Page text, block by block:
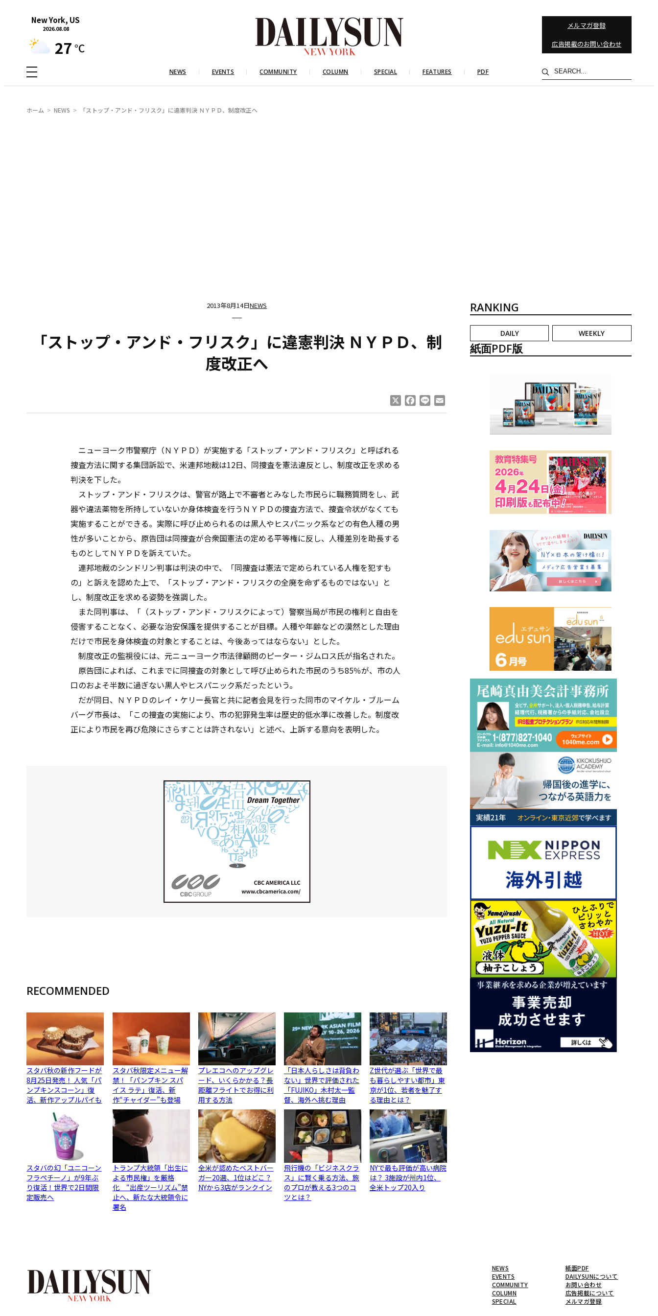
New York, US
2026.08.08
27 °C
メルマガ登録
広告掲載のお問い合わせ
NEWS EVENTS COMMUNITY COLUMN SPECIAL FEATURES PDF
検
索
ホーム NEWS 「ストップ・アンド・フリスク」に違憲判決 ＮＹＰＤ、制度改正へ
2013年8月14日NEWS
「ストップ・アンド・フリスク」に違憲判決 ＮＹＰＤ、制
度改正へ
Facebook
Line
ニューヨーク市警察庁（ＮＹＰＤ）が実施する「ストップ・アンド・フリスク」と呼ばれる
捜査方法に関する集団訴訟で、米連邦地裁は12日、同捜査を憲法違反とし、制度改正を求める
判決を下した。
ストップ・アンド・フリスクは、警官が路上で不審者とみなした市民らに職務質問をし、武
器や違法薬物を所持していないか身体検査を行うＮＹＰＤの捜査方法で、捜査令状がなくても
実施することができる。実際に呼び止められるのは黒人やヒスパニック系などの有色人種の男
性が多いことから、原告団は同捜査が合衆国憲法の定める平等権に反し、人種差別を助長する
ものとしてＮＹＰＤを訴えていた。
連邦地裁のシンドリン判事は判決の中で、「同捜査は憲法で定められている人権を犯すも
の」と訴えを認めた上で、「ストップ・アンド・フリスクの全廃を命ずるものではない」と
し、制度改正を求める姿勢を強調した。
また同判事は、「（ストップ・アンド・フリスクによって）警察当局が市民の権利と自由を
侵害することなく、必要な治安保護を提供することが目標。人種や年齢などの漠然とした理由
だけで市民を身体検査の対象とすることは、今後あってはならない」とした。
制度改正の監視役には、元ニューヨーク市法律顧問のピーター・ジムロス氏が指名された。
原告団によれば、これまでに同捜査の対象として呼び止められた市民のうち85％が、市の人
口のおよそ半数に過ぎない黒人やヒスパニック系だったという。
だが同日、ＮＹＰＤのレイ・ケリー長官と共に記者会見を行った同市のマイケル・ブルーム
バーグ市長は、「この捜査の実施により、市の犯罪発生率は歴史的低水準に改善した。制度改
正により市民を再び危険にさらすことは許されない」と述べ、上訴する意向を表明した。
RECOMMENDED
スタバ秋の新作フードが
8月25日発売！ 人気「パ
ンプキンスコーン」復
活、新作アップルパイも
スタバ秋限定メニュー解
禁！「パンプキン スパ
イス ラテ」復活、新
作“チャイダー”も登場
プレエコへのアップグレ
ード、いくらかかる？長
距離フライトでお得に利
用する方法
「日本人らしさは背負わ
ない」世界で評価された
「FUJIKO」木村太一監
督、海外へ挑む理由
Z世代が選ぶ「世界で最
も暮らしやすい都市」東
京が1位、若者を魅了す
る理由とは？
スタバの幻「ユニコーン
フラペチーノ」が9年ぶ
り復活！世界で2日間限
定販売へ
トランプ大統領「出生に
よる市民権」を厳格
化 “出産ツーリズム”禁
止へ、新たな大統領令に
署名
全米が認めたベストバー
ガー20選、1位はどこ？
NYから3店がランクイン
飛行機の「ビジネスクラ
ス」に賢く乗る方法、旅
のプロが教える3つのコ
ツとは？
NYで最も評価が高い病院
は？ 3施設が州内1位、
全米トップ20入り
RANKING
DAILY WEEKLY
紙面PDF版
NEWS
EVENTS
COMMUNITY
COLUMN
SPECIAL
紙面PDF
DAILYSUNについて
お問い合わせ
広告掲載について
メルマガ登録